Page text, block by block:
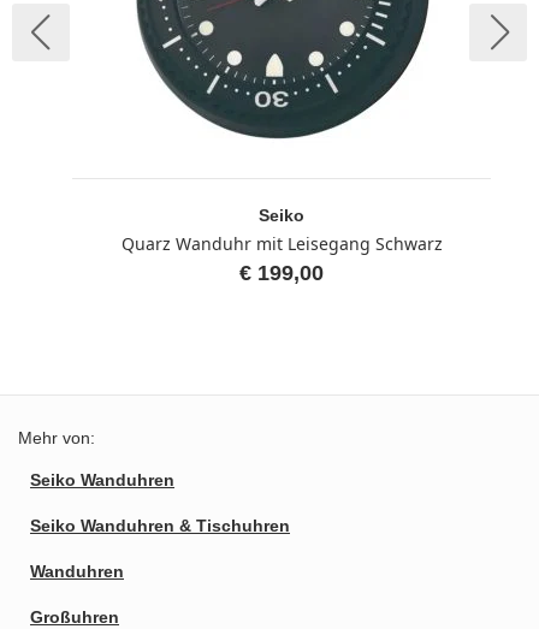
Seiko
Quarz Wanduhr mit Leisegang Schwarz
€ 199,00
Mehr von:
Seiko Wanduhren
Seiko Wanduhren & Tischuhren
Wanduhren
Großuhren